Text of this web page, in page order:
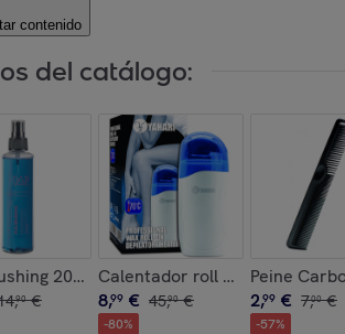
contenido
del catálogo:
200 Ml.
,90 €
Calentador roll on profesional
8,99 € 45,90 €
-80%
Peine
2,99 € 7,00 €
-57%